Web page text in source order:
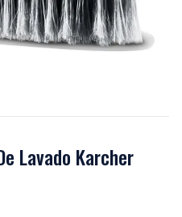
Lavado Karcher